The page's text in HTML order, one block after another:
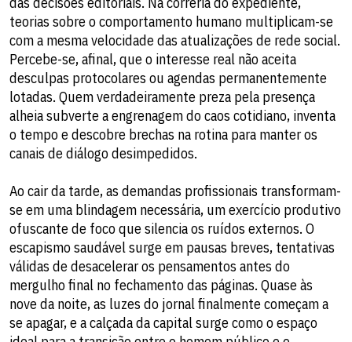
teorias sobre o comportamento humano multiplicam-se
com a mesma velocidade das atualizações de rede social.
Percebe-se, afinal, que o interesse real não aceita
desculpas protocolares ou agendas permanentemente
lotadas. Quem verdadeiramente preza pela presença
alheia subverte a engrenagem do caos cotidiano, inventa
o tempo e descobre brechas na rotina para manter os
canais de diálogo desimpedidos.
​Ao cair da tarde, as demandas profissionais transformam-
se em uma blindagem necessária, um exercício produtivo
ofuscante de foco que silencia os ruídos externos. O
escapismo saudável surge em pausas breves, tentativas
válidas de desacelerar os pensamentos antes do
mergulho final no fechamento das páginas. Quase às
nove da noite, as luzes do jornal finalmente começam a
se apagar, e a calçada da capital surge como o espaço